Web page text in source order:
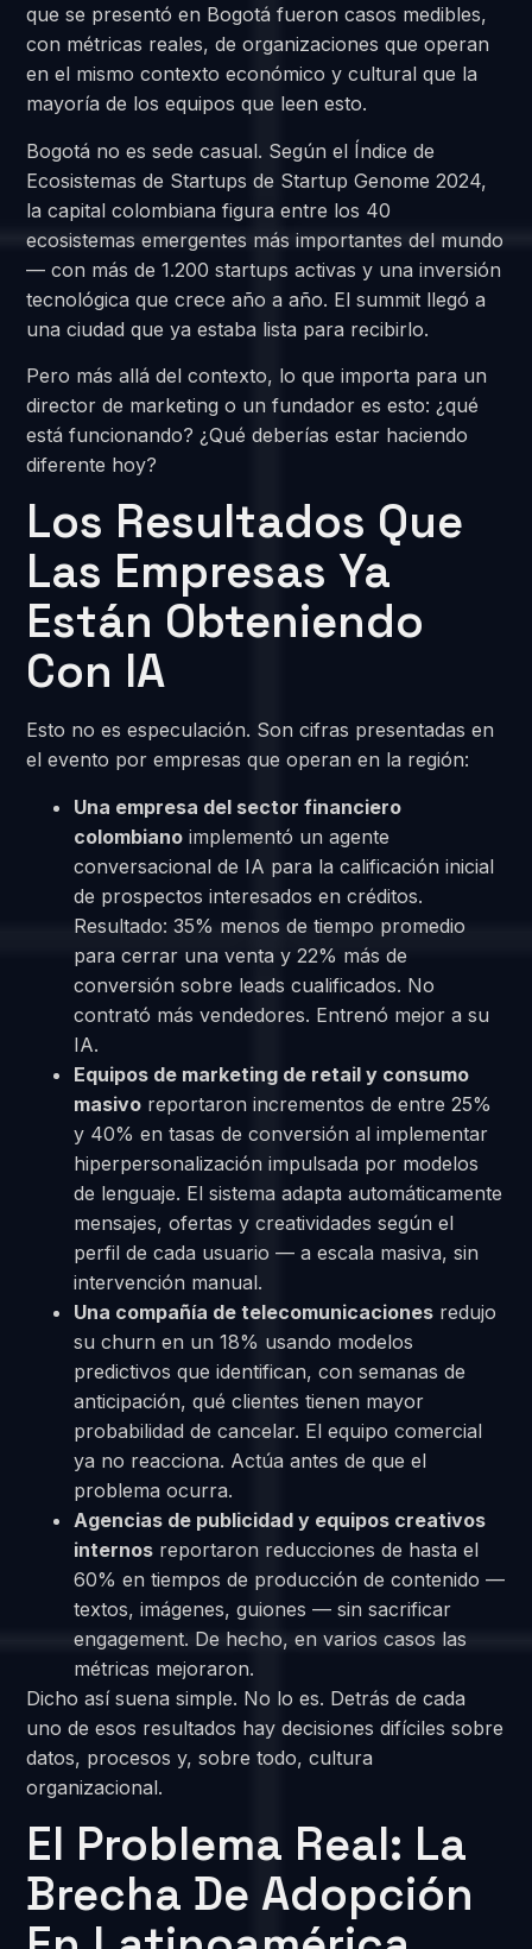
que se presentó en Bogotá fueron casos medibles,
con métricas reales, de organizaciones que operan
en el mismo contexto económico y cultural que la
mayoría de los equipos que leen esto.
Bogotá no es sede casual. Según el Índice de
Ecosistemas de Startups de Startup Genome 2024,
la capital colombiana figura entre los 40
ecosistemas emergentes más importantes del mundo
— con más de 1.200 startups activas y una inversión
tecnológica que crece año a año. El summit llegó a
una ciudad que ya estaba lista para recibirlo.
Pero más allá del contexto, lo que importa para un
director de marketing o un fundador es esto: ¿qué
está funcionando? ¿Qué deberías estar haciendo
diferente hoy?
Los Resultados Que
Las Empresas Ya
Están Obteniendo
Con IA
Esto no es especulación. Son cifras presentadas en
el evento por empresas que operan en la región:
Una empresa del sector financiero
colombiano implementó un agente
conversacional de IA para la calificación inicial
de prospectos interesados en créditos.
Resultado: 35% menos de tiempo promedio
para cerrar una venta y 22% más de
conversión sobre leads cualificados. No
contrató más vendedores. Entrenó mejor a su
IA.
Equipos de marketing de retail y consumo
masivo reportaron incrementos de entre 25%
y 40% en tasas de conversión al implementar
hiperpersonalización impulsada por modelos
de lenguaje. El sistema adapta automáticamente
mensajes, ofertas y creatividades según el
perfil de cada usuario — a escala masiva, sin
intervención manual.
Una compañía de telecomunicaciones redujo
su churn en un 18% usando modelos
predictivos que identifican, con semanas de
anticipación, qué clientes tienen mayor
probabilidad de cancelar. El equipo comercial
ya no reacciona. Actúa antes de que el
problema ocurra.
Agencias de publicidad y equipos creativos
internos reportaron reducciones de hasta el
60% en tiempos de producción de contenido —
textos, imágenes, guiones — sin sacrificar
engagement. De hecho, en varios casos las
métricas mejoraron.
Dicho así suena simple. No lo es. Detrás de cada
uno de esos resultados hay decisiones difíciles sobre
datos, procesos y, sobre todo, cultura
organizacional.
El Problema Real: La
Brecha De Adopción